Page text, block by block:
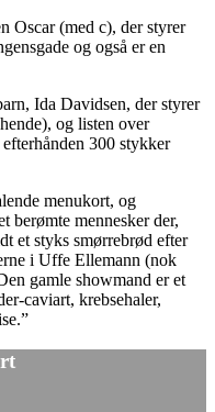
Oscar (med c), der styrer
og også er en
Ida Davidsen, der styrer
og listen over
300 stykker
menukort, og
berømte mennesker der,
et styks smørrebrød efter
i Uffe Ellemann (nok
gamle showmand er et
caviart, krebsehaler,